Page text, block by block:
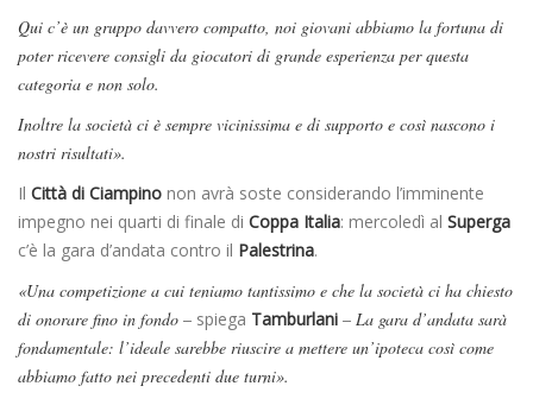
Qui c’è un gruppo davvero compatto, noi giovani abbiamo la fortuna di
poter ricevere consigli da giocatori di grande esperienza per questa
categoria e non solo.
Inoltre la società ci è sempre vicinissima e di supporto e così nascono i
nostri risultati».
Il Città di Ciampino non avrà soste considerando l’imminente
impegno nei quarti di finale di Coppa Italia: mercoledì al Superga
c’è la gara d’andata contro il Palestrina.
«Una competizione a cui teniamo tantissimo e che la società ci ha chiesto
di onorare fino in fondo – spiega Tamburlani – La gara d’andata sarà
fondamentale: l’ideale sarebbe riuscire a mettere un’ipoteca così come
abbiamo fatto nei precedenti due turni».